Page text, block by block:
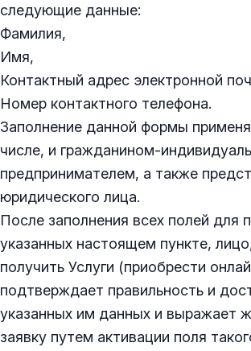
следующие данные:
Фамилия,
Имя,
Контактный адрес электронной
Номер контактного телефона.
Заполнение данной формы
числе, и гражданином-
предпринимателем, а также
юридического лица.
После заполнения всех полей для
указанных настоящем пункте,
получить Услуги (приобрести
подтверждает правильность и
указанных им данных и выражает
заявку путем активации поля